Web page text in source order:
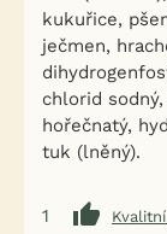
kukuřice,
ječmen,
chlorid
hořečnatý,
tuk (lněný).
1